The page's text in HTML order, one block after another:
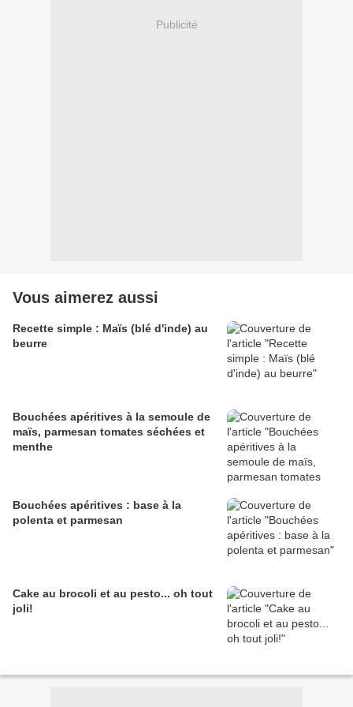
Publicité
Vous aimerez aussi
Recette simple : Maïs (blé d'inde) au
beurre
Bouchées apéritives à la semoule de
maïs, parmesan tomates séchées et
menthe
Bouchées apéritives : base à la
polenta et parmesan
Cake au brocoli et au pesto... oh tout
joli!